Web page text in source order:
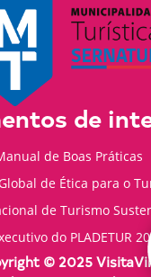
de
de Boas Práticas
de Ética para o
de Turismo
do PLADETUR
© 2025